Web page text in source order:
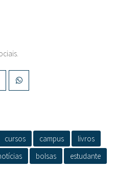
cursos campus
livros
bolsas
estudante